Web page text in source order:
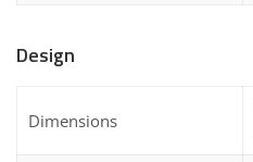
Design
Dimensions